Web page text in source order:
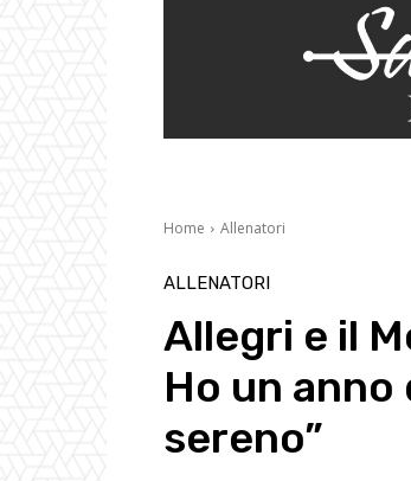
Home Allenatori
ALLENATORI
Allegri e il
Ho un
sereno”